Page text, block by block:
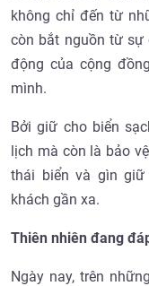
không chỉ đến từ
còn bắt nguồn từ sự
động của cộng
mình.
Bởi giữ cho biển
lịch mà còn là bảo
thái biển và gìn
khách gần xa.
Thiên nhiên đang
Ngày nay, trên